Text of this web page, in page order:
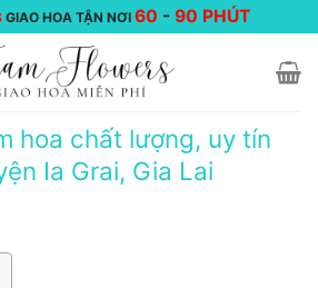
GIAO HOA TẬN NƠI 60 -90 PHÚT
hoa chất lượng, uy tín
Ia Grai, Gia Lai